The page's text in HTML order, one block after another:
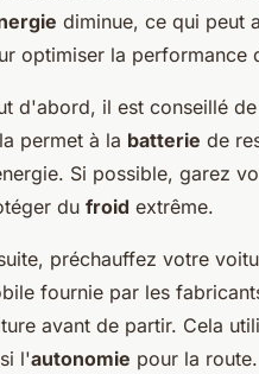
diminue, ce qui peut
optimiser la performance
d'abord, il est conseillé
permet à la batterie de
Si possible, garez
du froid extrême.
préchauffez votre
fournie par les
avant de partir. Cela
l'autonomie pour la route.